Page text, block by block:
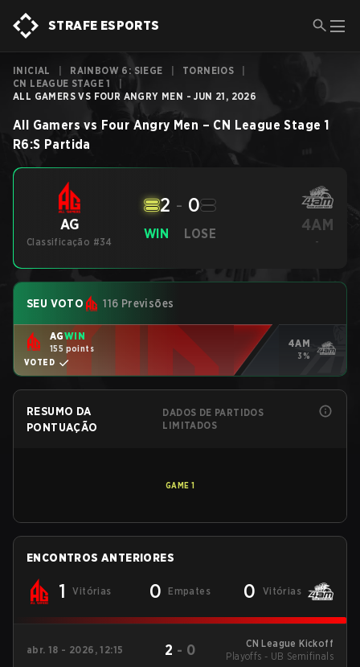
STRAFE ESPORTS
INICIAL RAINBOW 6: SIEGE TORNEIOS
CN LEAGUE STAGE 1
ALL GAMERS VS FOUR ANGRY MEN - JUN 21, 2026
All Gamers vs Four Angry Men – CN League Stage 1
R6:S Partida
AG
Classificação #34
WIN
2 - 0
LOSE 4AM
-
SEU VOTO 116 Previsões
AGWIN
155 points
VOTED
4AM
3%
RESUMO DA
PONTUAÇÃO
DADOS DE PARTIDOS
LIMITADOS
GAME 1
ENCONTROS ANTERIORES
1 Vitórias 0 Empates 0 Vitórias
abr. 18 - 2026, 12:15 2 - 0
CN League Kickoff
Playoffs - UB Semifinals